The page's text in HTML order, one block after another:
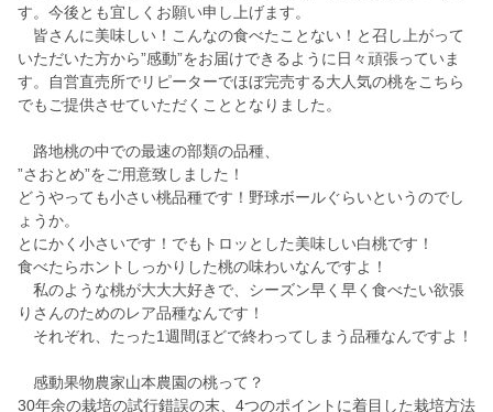
す。今後とも宜しくお願い申し上げます。
皆さんに美味しい！こんなの食べたことない！と召し上がって
いただいた方から”感動”をお届けできるように日々頑張っていま
す。自営直売所でリピーターでほぼ完売する大人気の桃をこちら
でもご提供させていただくこととなりました。
路地桃の中での最速の部類の品種、
”さおとめ”をご用意致しました！
どうやっても小さい桃品種です！野球ボールぐらいというのでし
ょうか。
とにかく小さいです！でもトロッとした美味しい白桃です！
食べたらホントしっかりした桃の味わいなんですよ！
私のような桃が大大大好きで、シーズン早く早く食べたい欲張
りさんのためのレア品種なんです！
それぞれ、たった1週間ほどで終わってしまう品種なんですよ！
感動果物農家山本農園の桃って？
30年余の栽培の試行錯誤の末、4つのポイントに着目した栽培方法